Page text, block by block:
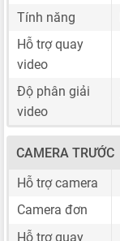
Tính năng
Hỗ trợ quay
video
Độ phân giải
video
CAMERA TRƯỚC
Hỗ trợ camera
Camera đơn
Hỗ trợ quay